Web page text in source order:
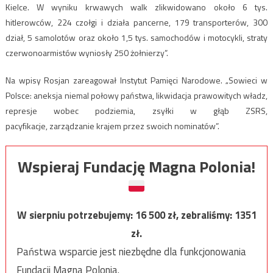
Kielce. W wyniku krwawych walk zlikwidowano około 6 tys.
hitlerowców, 224 czołgi i działa pancerne, 179 transporterów, 300
dział, 5 samolotów oraz około 1,5 tys. samochodów i motocykli, straty
czerwonoarmistów wyniosły 250 żołnierzy”.
Na wpisy Rosjan zareagował Instytut Pamięci Narodowe. „Sowieci w
Polsce: aneksja niemal połowy państwa, likwidacja prawowitych władz,
represje wobec podziemia, zsyłki w głąb ZSRS,
pacyfikacje,zarządzanie krajem przez swoich nominatów”.
Wspieraj Fundację Magna Polonia!
W sierpniu potrzebujemy:16 500zł, zebraliśmy:1351
zł.
Państwa wsparcie jest niezbędne dla funkcjonowania